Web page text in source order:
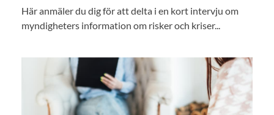
Här anmäler du dig för att delta i en kort intervju om
myndigheters information om risker och kriser...